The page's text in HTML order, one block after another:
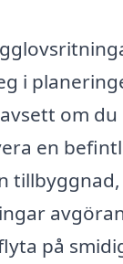
i
om du
en
på